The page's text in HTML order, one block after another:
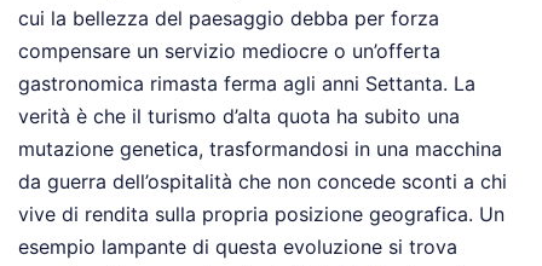
cui la bellezza del paesaggio debba per forza
compensare un servizio mediocre o un’offerta
gastronomica rimasta ferma agli anni Settanta. La
verità è che il turismo d’alta quota ha subito una
mutazione genetica, trasformandosi in una macchina
da guerra dell’ospitalità che non concede sconti a chi
vive di rendita sulla propria posizione geografica. Un
esempio lampante di questa evoluzione si trova